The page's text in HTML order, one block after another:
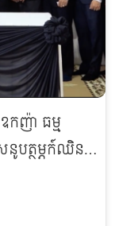
កញ៉ា ធម្ម
នូបត្ថម្ភក៍ឈិន